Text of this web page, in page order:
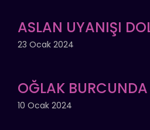
ASLAN UYANIŞI
23 Ocak 2024
OĞLAK
10 Ocak 2024